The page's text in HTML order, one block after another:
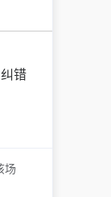
纠错
场